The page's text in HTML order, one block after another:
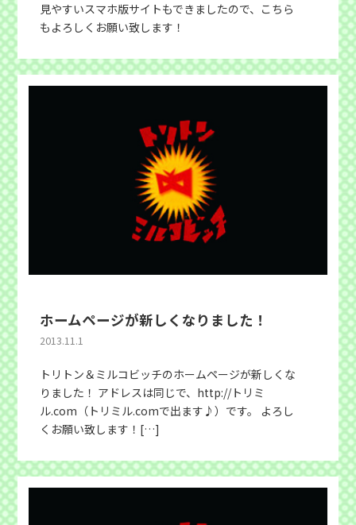
見やすいスマホ版サイトもできましたので、こちら
もよろしくお願い致します！
ホームページが新しくなりました！
2013.11.1
トリトン＆ミルコビッチのホームページが新しくな
りました！ アドレスは同じで、http://トリミ
ル.com（トリミル.comで出ます♪）です。 よろし
くお願い致します！[…]